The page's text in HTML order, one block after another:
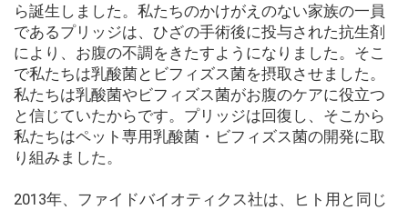
ら誕生しました。私たちのかけがえのない家族の一員
であるプリッジは、ひざの手術後に投与された抗生剤
により、お腹の不調をきたすようになりました。そこ
で私たちは乳酸菌とビフィズス菌を摂取させました。
私たちは乳酸菌やビフィズス菌がお腹のケアに役立つ
と信じていたからです。プリッジは回復し、そこから
私たちはペット専用乳酸菌・ビフィズス菌の開発に取
り組みました。
2013年、ファイドバイオティクス社は、ヒト用と同じ